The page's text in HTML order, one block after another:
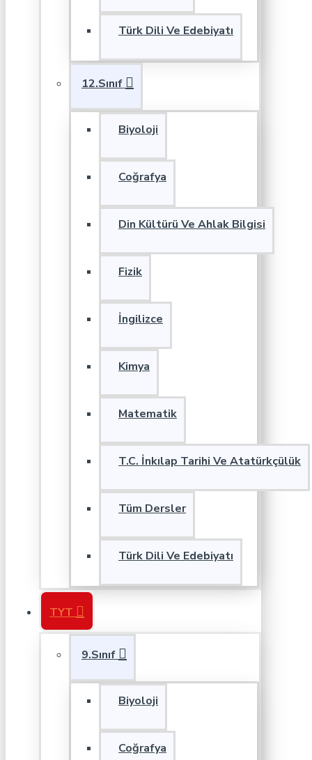
Türk Dili Ve Edebiyatı
12.Sınıf
Biyoloji
Coğrafya
Din Kültürü Ve Ahlak Bilgisi
Fizik
İngilizce
Kimya
Matematik
T.C. İnkılap Tarihi Ve Atatürkçülük
Tüm Dersler
Türk Dili Ve Edebiyatı
TYT
9.Sınıf
Biyoloji
Coğrafya